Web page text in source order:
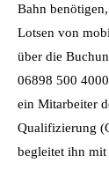
Bahn
Lotsen von
über die
06898 500
ein Mitarbeiter
Qualifizierung
begleitet ihn